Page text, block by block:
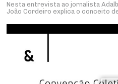
Nesta entrevista ao jornalista
João Cordeiro explica o conceito